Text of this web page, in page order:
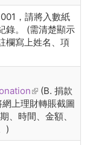
，請將入數紙
錄。 (需清楚顯示
欄寫上姓名、項
(link is
external)
(B. 捐款
上理財轉賬截圖
、時間、金額、
)